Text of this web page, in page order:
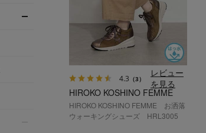
4.3 （3）
レビュー
を見る
HIROKO KOSHINO FEMME
HIROKO KOSHINO FEMME お洒落
ウォーキングシューズ HRL3005